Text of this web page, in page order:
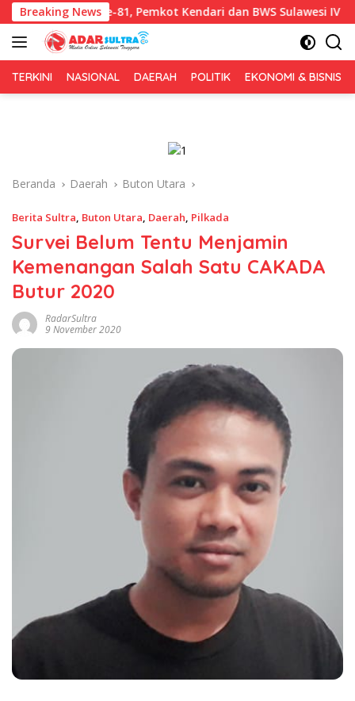
Langsung
ke
konten
Breaking News
RI ke-81, Pemkot Kendari dan BWS Sulawesi IV Perkuat
TERKINI NASIONAL DAERAH POLITIK EKONOMI & BISNIS
Beranda Daerah Buton Utara
Berita Sultra, Buton Utara, Daerah, Pilkada
Survei Belum Tentu Menjamin
Kemenangan Salah Satu CAKADA
Butur 2020
RadarSultra
9 November 2020